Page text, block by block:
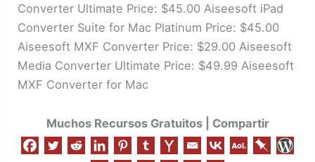
Converter Ultimate Price: $45.00 Aiseesoft iPad
Converter Suite for Mac Platinum Price: $45.00
Aiseesoft MXF Converter Price: $29.00 Aiseesoft
Media Converter Ultimate Price: $49.99 Aiseesoft
MXF Converter for Mac
Muchos Recursos Gratuitos | Compartir